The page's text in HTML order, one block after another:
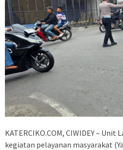
KATERCIKO.COM, CIWIDEY –
kegiatan pelayanan masyarakat